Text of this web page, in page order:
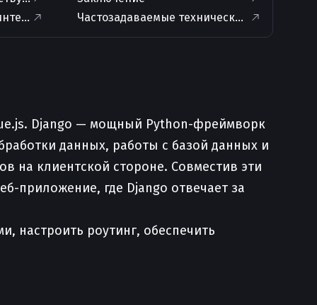
Частозадаваемые технические вопросы
Django — мощный Python-фреймворк
данных, работы с базой данных и
на клиентской стороне. Совместив эти
приложение, где Django отвечает за
настроить роутинг, обеспечить